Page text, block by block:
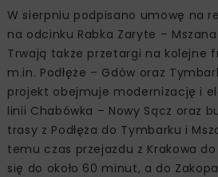
W sierpniu podpisano umowę na
na odcinku Rabka Zaryte –
Trwają także przetargi na kolejne
m.in. Podłęże – Gdów oraz
projekt obejmuje modernizację i
linii Chabówka – Nowy Sącz oraz
trasy z Podłęża do Tymbarku i
temu czas przejazdu z Krakowa
się do około 60 minut, a do